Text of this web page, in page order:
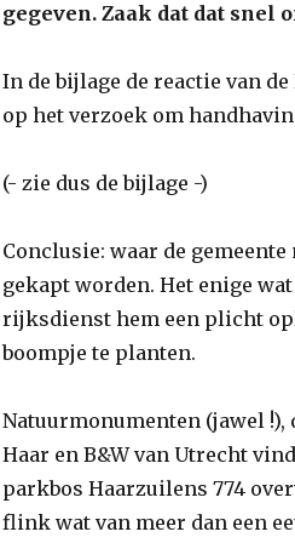
gegeven. Zaak dat dat snel
In de bijlage de reactie van
op het verzoek om
(- zie dus de bijlage -)
Conclusie: waar de
gekapt worden. Het enige
rijksdienst hem een plicht
boompje te planten.
Natuurmonumenten (jawel
Haar en B&W van Utrecht
parkbos Haarzuilens 774
flink wat van meer dan een